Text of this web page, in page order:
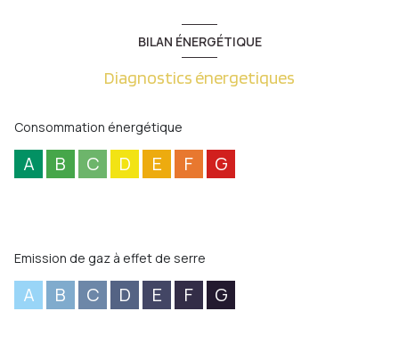
BILAN ÉNERGÉTIQUE
Diagnostics énergetiques
Consommation énergétique
A B C D E F G
Emission de gaz à effet de serre
A B C D E F G